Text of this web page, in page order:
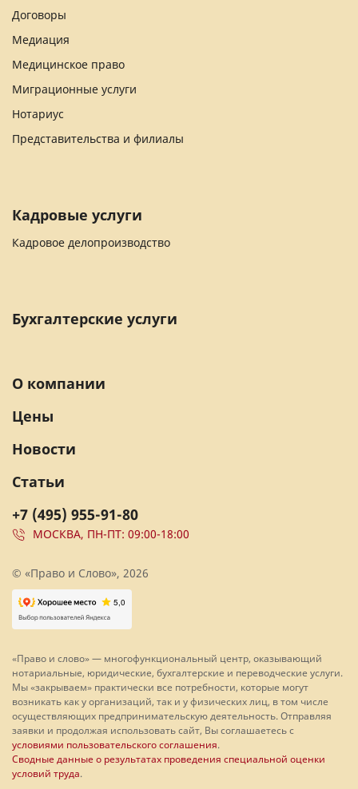
Договоры
Медиация
Медицинское право
Миграционные услуги
Нотариус
Представительства и филиалы
Кадровые услуги
Кадровое делопроизводство
Бухгалтерские услуги
+7 (495) 955-91-80
МОСКВА, ПН-ПТ: 09:00-18:00
О компании
Цены
Новости
Статьи
© «Право и Слово», 2026
«Право и слово» — многофункциональный центр, оказывающий
нотариальные, юридические, бухгалтерские и переводческие услуги.
Мы «закрываем» практически все потребности, которые могут
возникать как у организаций, так и у физических лиц, в том числе
осуществляющих предпринимательскую деятельность. Отправляя
заявки и продолжая использовать сайт, Вы соглашаетесь с
условиями пользовательского соглашения.
Сводные данные о результатах проведения специальной оценки
условий труда.